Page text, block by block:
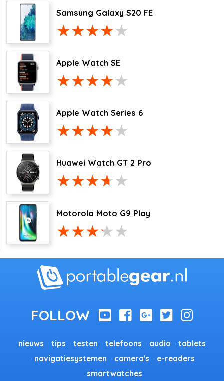
Samsung Galaxy S20 FE
Apple Watch SE
Apple Watch Series 6
Huawei Watch GT 2 Pro
Motorola Moto G9 Play
nieuws tips testen telefoons audio
tablets
navigatiesystemen
camera's
e-readers
smartwatches